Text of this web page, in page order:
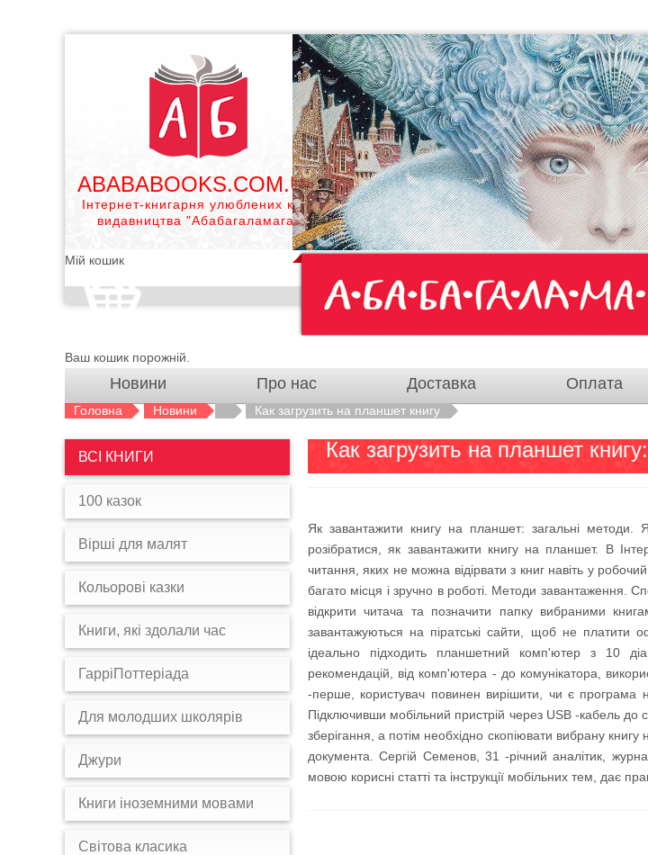
ABABABOOKS.COM.UA
Інтернет-книгарня улюблених книг
видавництва "Абабагаламага"
Мій кошик
Ваш кошик порожній.
Новини Про нас Доставка Оплата
Головна Новини Как загрузить на планшет книгу
Как загрузить на планшет
Як завантажити книгу на планшет: загальні методи.
розібратися, як завантажити книгу на планшет. В
читання, яких не можна відірвати з книг навіть у
багато місця і зручно в роботі. Методи завантаження.
відкрити читача та позначити папку вибраними
завантажуються на піратські сайти, щоб не платити
ідеально підходить планшетний комп'ютер з 10
рекомендацій, від комп'ютера - до комунікатора,
-перше, користувач повинен вирішити, чи є програма
Підключивши мобільний пристрій через USB -кабель до
зберігання, а потім необхідно скопіювати вибрану
документа. Сергій Семенов, 31 -річний аналітик,
мовою корисні статті та інструкції мобільних тем, дає
ВСІ КНИГИ
100 казок
Вірші для малят
Кольорові казки
Книги, які здолали час
ГарріПоттеріада
Для молодших школярів
Джури
Книги іноземними мовами
Світова класика